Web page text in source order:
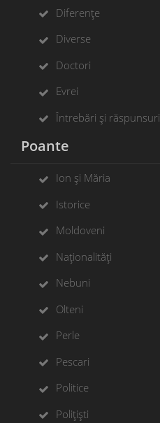
Diferențe
Diverse
Doctori
Evrei
Întrebări și răspunsuri
Poante
Ion și Măria
Istorice
Moldoveni
Naționalități
Nebuni
Olteni
Perle
Pescari
Politice
Polițiști